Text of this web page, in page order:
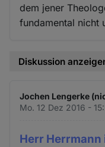
dem jener
fundamental nicht
Diskussion
Jochen Lengerke
Mo. 12 Dez 2016 -
Herr Herrmann